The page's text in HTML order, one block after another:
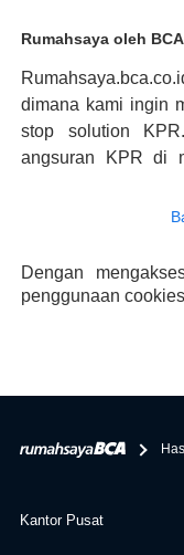
Rumahsaya oleh BCA
dimana kami ingin
stop solution
angsuran KPR di
konsultasi
memberikan
pengajuan KPR
tentang properti
bertanggung
Dengan
penggunaan
Kantor Pusat